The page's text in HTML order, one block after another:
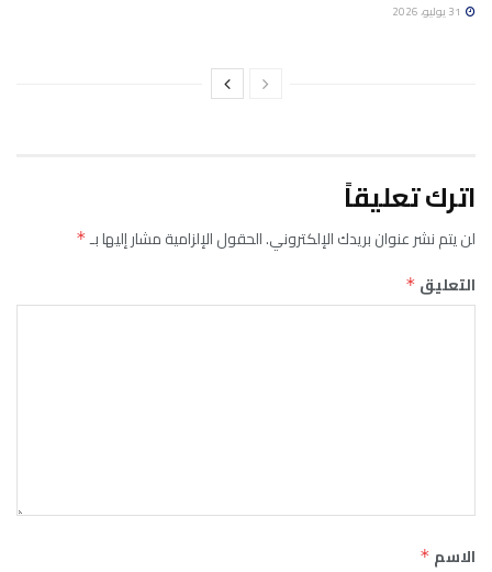
اترك تعليقاً
لن يتم نشر عنوان بريدك الإلكتروني.الحقول الإلزامية مشار إليها بـ*
التعليق *
الاسم *